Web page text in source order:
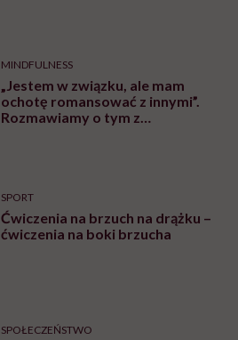
MINDFULNESS
„Jestem w związku, ale mam
ochotę romansować z innymi”.
Rozmawiamy o tym z
SPORT
Ćwiczenia na brzuch na drążku –
ćwiczenia na boki brzucha
SPOŁECZEŃSTWO